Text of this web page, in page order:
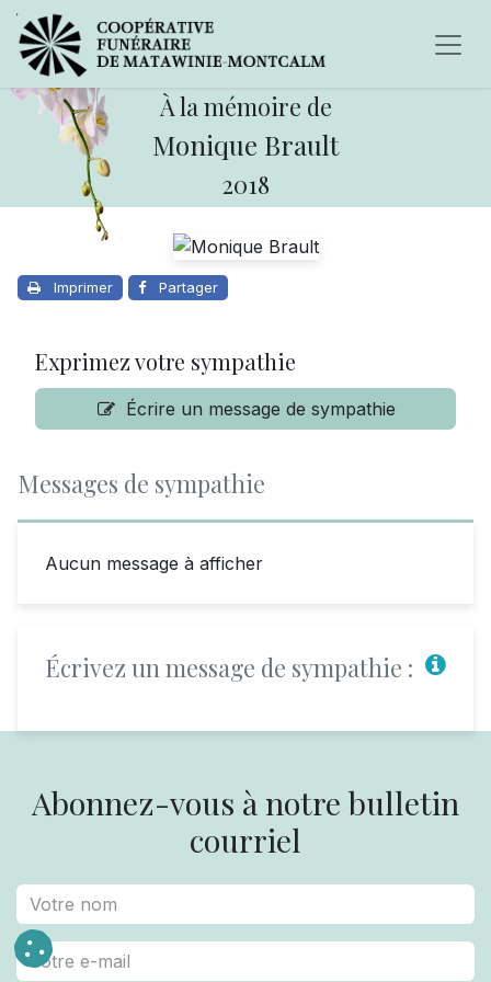
À la mémoire de
Monique Brault
2018
Imprimer Partager
Exprimez votre sympathie
Écrire un message de sympathie
Messages de sympathie
Aucun message à afficher
Écrivez un message de sympathie :
Abonnez-vous à notre bulletin
courriel